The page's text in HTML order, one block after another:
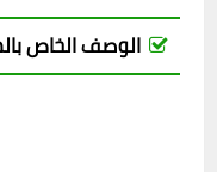
الوصف الخاص